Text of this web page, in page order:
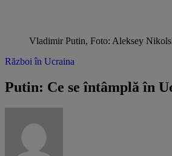
Vladimir Putin, Foto: Aleksey
Război în Ucraina
Putin: Ce se întâmplă în